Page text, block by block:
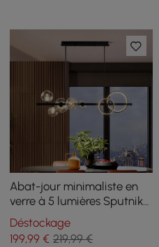
Abat-jour minimaliste en
verre à 5 lumières Sputnik
Kitchen Island Light Globe
Light en noir
Déstockage
199,99 € 219,99 €